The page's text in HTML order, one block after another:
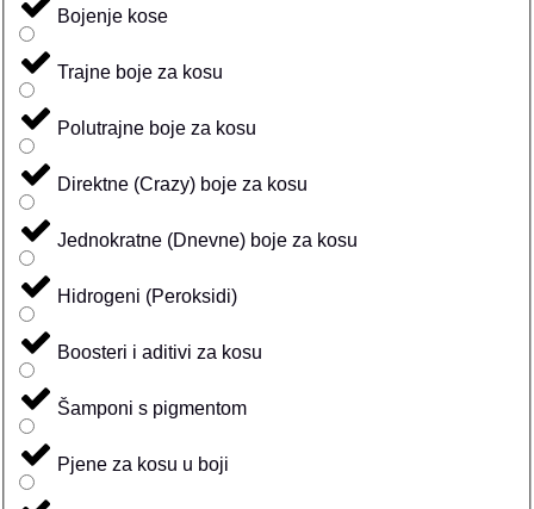
Bojenje kose
Trajne boje za kosu
Polutrajne boje za kosu
Direktne (Crazy) boje za kosu
Jednokratne (Dnevne) boje za kosu
Hidrogeni (Peroksidi)
Boosteri i aditivi za kosu
Šamponi s pigmentom
Pjene za kosu u boji